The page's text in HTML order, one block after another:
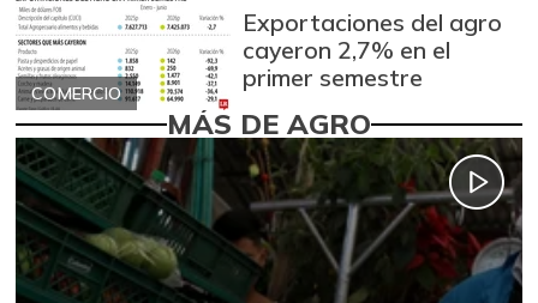
COMERCIO
Exportaciones del agro
cayeron 2,7% en el
primer semestre
MÁS DE AGRO